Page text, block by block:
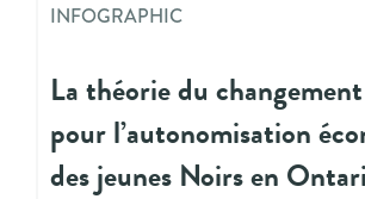
INFOGRAPHIC
La théorie du
pour l’autonomisation
des jeunes Noirs en